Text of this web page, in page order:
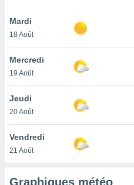
notre
que
et que
Mardi
18 Août
Mercredi
19 Août
Jeudi
20 Août
Vendredi
21 Août
Graphiques météo